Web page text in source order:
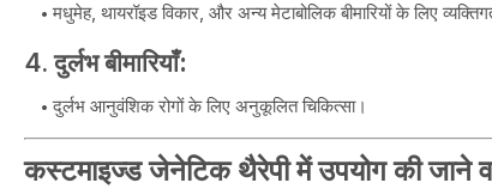
मधुमेह, थायरॉइड विकार, और अन्य मेटाबोलिक बीमारियों के लिए
4.दुर्लभ बीमारियाँ:
दुर्लभ आनुवंशिक रोगों के लिए अनुकूलित चिकित्सा।
कस्टमाइज्ड जेनेटिक थैरेपी में उपयोग की जाने